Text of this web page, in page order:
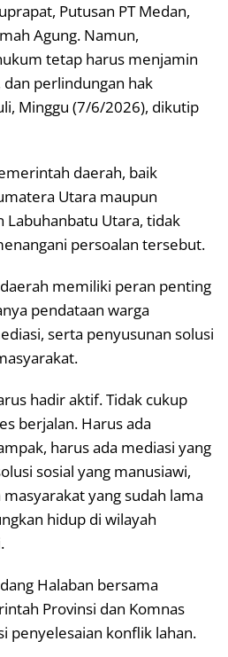
Putusan PT Medan,
Agung. Namun,
tetap harus menjamin
perlindungan hak
Minggu (7/6/2026), dikutip
daerah, baik
Utara maupun
Labuhanbatu Utara, tidak
persoalan tersebut.
memiliki peran penting
pendataan warga
serta penyusunan solusi
hadir aktif. Tidak cukup
berjalan. Harus ada
harus ada mediasi yang
sosial yang manusiawi,
yang sudah lama
hidup di wilayah
Halaban bersama
Provinsi dan Komnas
penyelesaian konflik lahan.